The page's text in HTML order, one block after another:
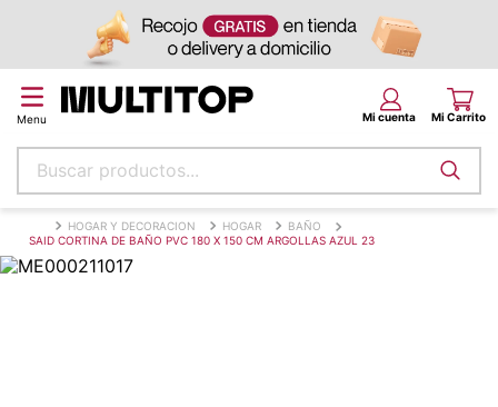
Buscar productos...
HOGAR Y DECORACION HOGAR
BAÑO
SAID CORTINA DE BAÑO PVC 180 X 150 CM ARGOLLAS AZUL 23
Términos más buscados
papel tapiz